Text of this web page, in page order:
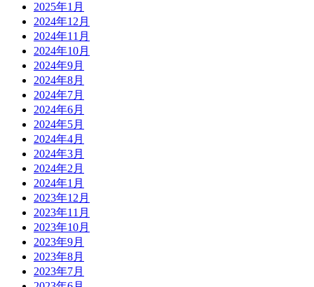
2025年1月
2024年12月
2024年11月
2024年10月
2024年9月
2024年8月
2024年7月
2024年6月
2024年5月
2024年4月
2024年3月
2024年2月
2024年1月
2023年12月
2023年11月
2023年10月
2023年9月
2023年8月
2023年7月